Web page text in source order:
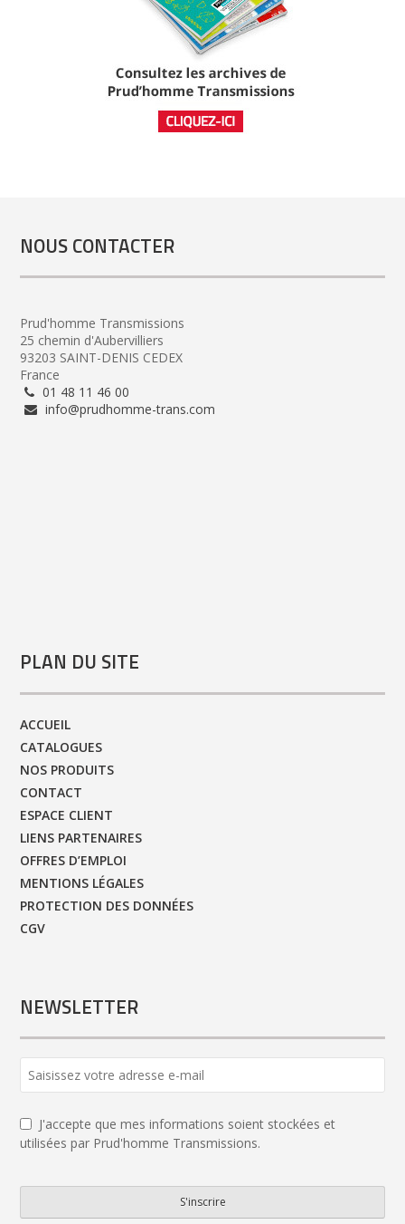
NOUS CONTACTER
Prud'homme Transmissions
25 chemin d'Aubervilliers
93203 SAINT-DENIS CEDEX
France
01 48 11 46 00
info@prudhomme-trans.com
PLAN DU SITE
ACCUEIL
CATALOGUES
NOS PRODUITS
CONTACT
ESPACE CLIENT
LIENS PARTENAIRES
OFFRES D’EMPLOI
MENTIONS LÉGALES
PROTECTION DES DONNÉES
CGV
NEWSLETTER
Name *
J'accepte que mes informations soient stockées et
utilisées par Prud'homme Transmissions.
S'inscrire